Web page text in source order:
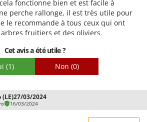
fonctionne bien et est facile à
perche rallonge, il est très utile pour
le recommande à tous ceux qui ont
fruitiers et des oliviers.
Cet avis a été utile ?
(1) Non (0)
(LE)27/03/2024
16/03/2024